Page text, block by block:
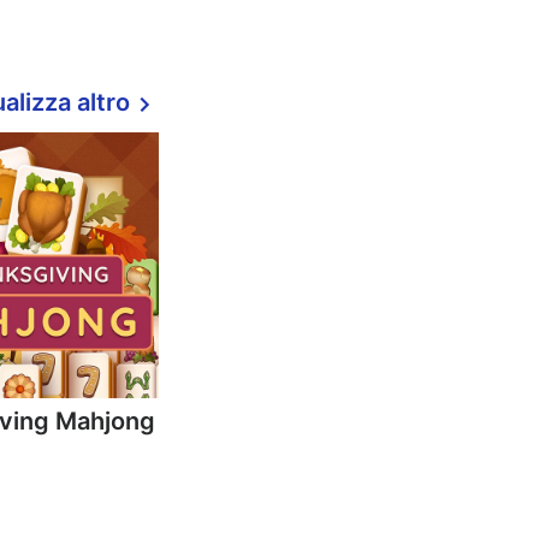
altro
Mahjong